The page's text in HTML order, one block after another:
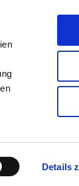
Details